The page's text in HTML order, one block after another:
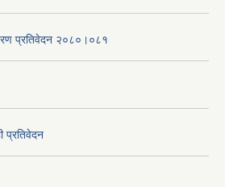
प्रतिवेदन २०८०।०८१
प्रतिवेदन